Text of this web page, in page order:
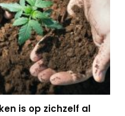
is op zichzelf al